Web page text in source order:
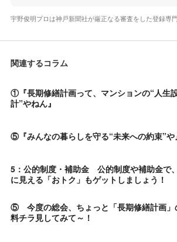
宇野俊明プロは神戸新聞社が厳正なる審査をした登録専
関連するコラム
①『長期修繕計画って、マンションの“人生
計”やねん』
⑤『みんなの暮らしを守る“未来への約束”や
5：公的制度・補助金 公的制度や補助金で
に見える「おトク」もゲットしましょう！
⑤ 今度の総会、ちょっと「長期修繕計画」
料チラ見してみて～！